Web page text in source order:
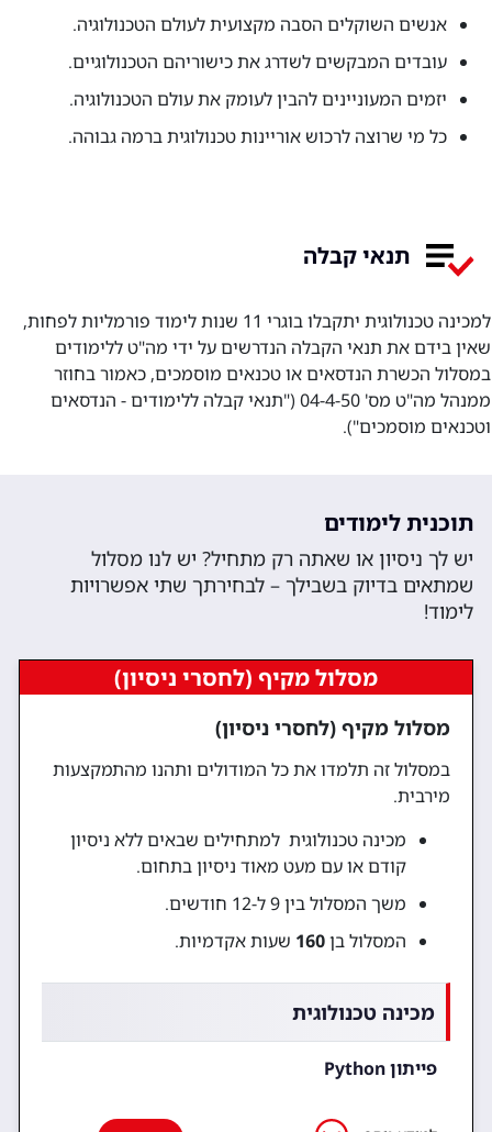
אנשים השוקלים הסבה מקצועית לעולם הטכנולוגיה.
עובדים המבקשים לשדרג את כישוריהם הטכנולוגיים.
יזמים המעוניינים להבין לעומק את עולם הטכנולוגיה.
כל מי שרוצה לרכוש אוריינות טכנולוגית ברמה גבוהה.
תנאי קבלה
למכינה טכנולוגית יתקבלו בוגרי 11 שנות לימוד פורמליות לפחות,
שאין בידם את תנאי הקבלה הנדרשים על ידי מה"ט ללימודים
במסלול הכשרת הנדסאים או טכנאים מוסמכים, כאמור בחוזר
ממנהל מה"ט מס' 04-4-50 ("תנאי קבלה ללימודים - הנדסאים
וטכנאים מוסמכים").
תוכנית לימודים
יש לך ניסיון או שאתה רק מתחיל? יש לנו מסלול
שמתאים בדיוק בשבילך – לבחירתך שתי אפשרויות
לימוד!
מסלול מקיף (לחסרי ניסיון)
מסלול מקיף (לחסרי ניסיון)
במסלול זה תלמדו את כל המודולים ותהנו מהתמקצעות
מירבית.
מכינה טכנולוגית למתחילים שבאים ללא ניסיון
קודם או עם מעט מאוד ניסיון בתחום.
משך המסלול בין 9 ל-12 חודשים.
המסלול בן160 שעות אקדמיות.
מכינה טכנולוגית
פייתון Python